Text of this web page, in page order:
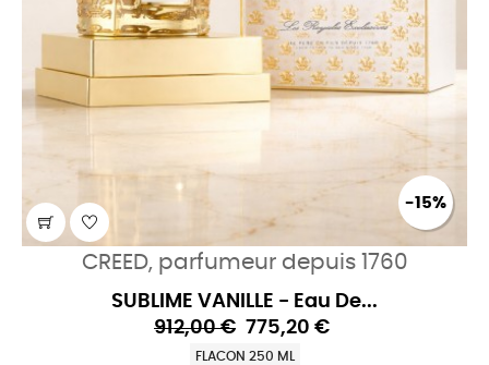
-15%
CREED, parfumeur depuis 1760
SUBLIME VANILLE - Eau De...
912,00 € 775,20 €
FLACON 250 ML